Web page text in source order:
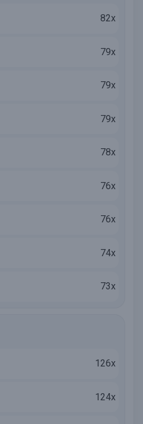
82x
79x
79x
79x
78x
76x
76x
74x
73x
126x
124x